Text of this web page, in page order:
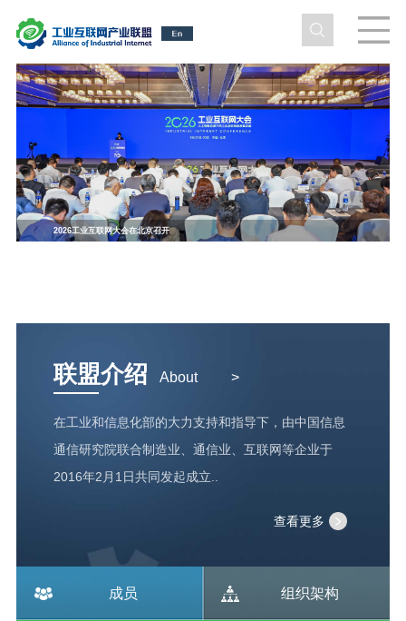
2026工业互联网大会在北京召开
联盟介绍 About >
在工业和信息化部的大力支持和指导下，由中国信息
通信研究院联合制造业、通信业、互联网等企业于
2016年2月1日共同发起成立..
查看更多
成员 组织架构